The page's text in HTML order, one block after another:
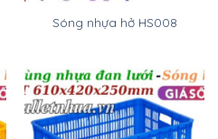
Sóng nhựa hở HS008